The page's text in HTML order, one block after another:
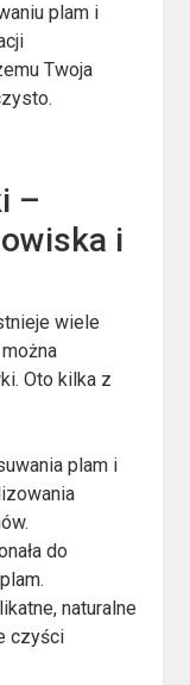
plam i
Twoja
–
i
wiele
Oto kilka z
plam i
do
naturalne
czyści